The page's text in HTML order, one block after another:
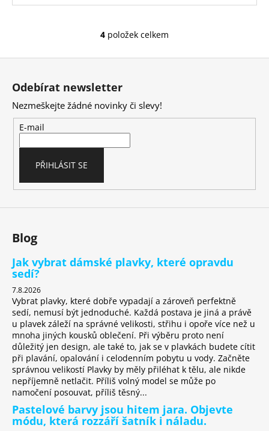
O
a
c
k
v
s
4 položek celkem
Odebírat newsletter
Nezmeškejte žádné novinky či slevy!
E-mail
PŘIHLÁSIT SE
Blog
Jak vybrat dámské plavky, které opravdu
sedí?
7.8.2026
Vybrat plavky, které dobře vypadají a zároveň perfektně
sedí, nemusí být jednoduché. Každá postava je jiná a právě
u plavek záleží na správné velikosti, střihu i opoře více než u
mnoha jiných kousků oblečení. Při výběru proto není
důležitý jen design, ale také to, jak se v plavkách budete cítit
při plavání, opalování i celodenním pobytu u vody. Začněte
správnou velikostí Plavky by měly přiléhat k tělu, ale nikde
nepříjemně netlačit. Příliš volný model se může po
namočení posouvat, příliš těsný...
Pastelové barvy jsou hitem jara. Objevte
módu, která rozzáří šatník i náladu.